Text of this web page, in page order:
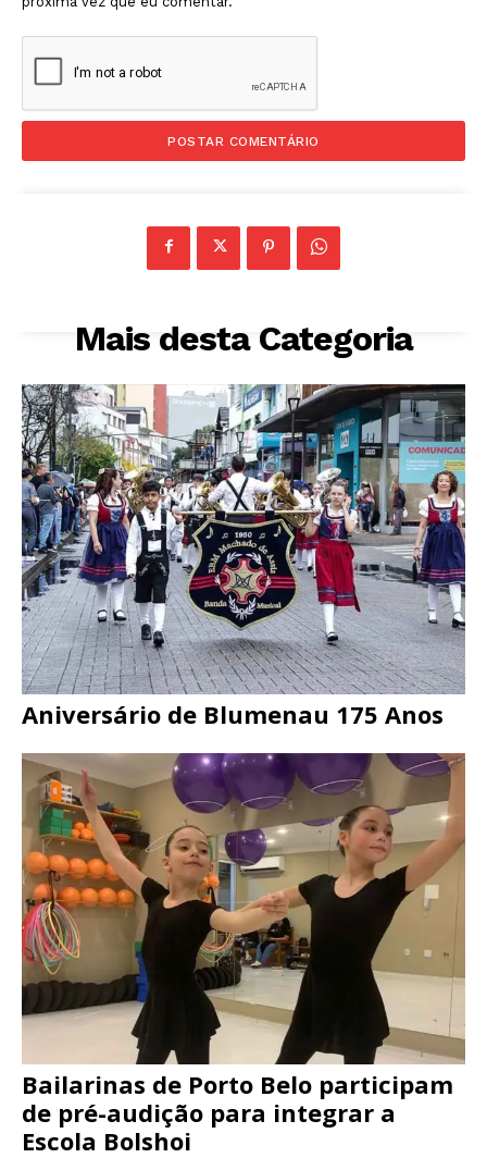
Mais desta Categoria
Aniversário de Blumenau 175 Anos
Bailarinas de Porto Belo participam
de pré-audição para integrar a
Escola Bolshoi